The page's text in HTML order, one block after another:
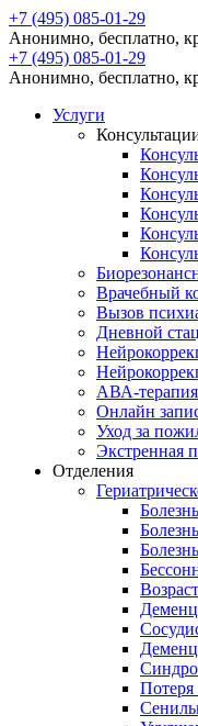
+7 (495) 085-01-29
Анонимно, бесплатно,
+7 (495) 085-01-29
Анонимно, бесплатно,
Услуги
Врачебный
Вызов
Дневной
АВА-терапия
Онлайн
Уход за
Экстренная
Отделения